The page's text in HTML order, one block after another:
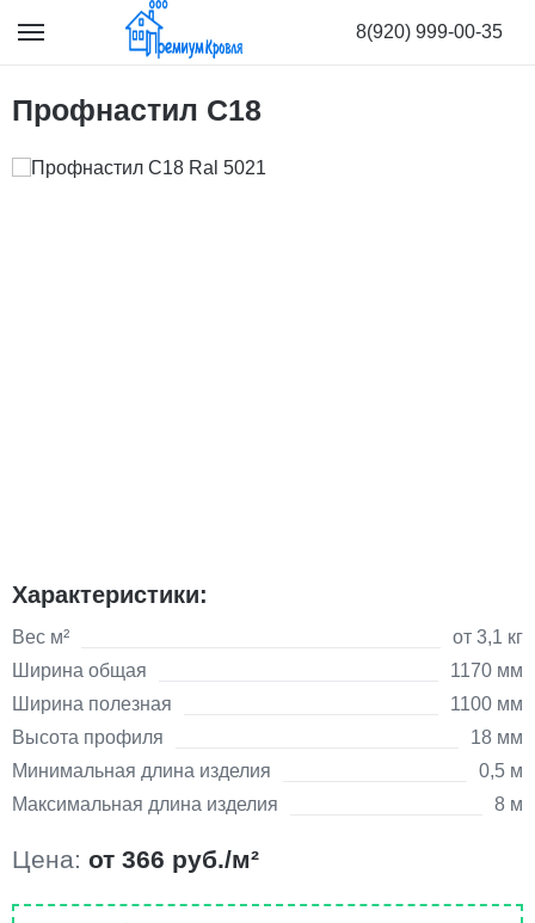
8(920) 999-00-35
Профнастил С18
Характеристики:
Вес м²
от 3,1 кг
Ширина общая
1170 мм
Ширина полезная
1100 мм
Высота профиля
18 мм
Минимальная длина изделия
0,5 м
Максимальная длина изделия
8 м
Цена: от 366 руб./м²